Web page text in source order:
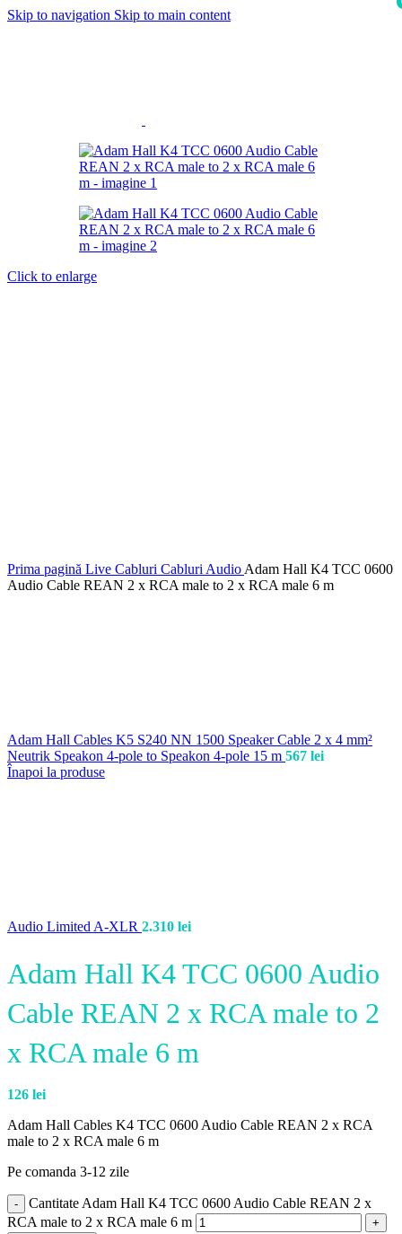
Skip to navigation Skip to main content
Click to enlarge
Prima pagină Live Cabluri Cabluri Audio Adam Hall K4 TCC 0600
Audio Cable REAN 2 x RCA male to 2 x RCA male 6 m
Adam Hall Cables K5 S240 NN 1500 Speaker Cable 2 x 4 mm²
Neutrik Speakon 4-pole to Speakon 4-pole 15 m 567 lei
Înapoi la produse
Audio Limited A-XLR 2.310 lei
Adam Hall K4 TCC 0600 Audio
Cable REAN 2 x RCA male to 2
x RCA male 6 m
126 lei
Adam Hall Cables K4 TCC 0600 Audio Cable REAN 2 x RCA
male to 2 x RCA male 6 m
Pe comanda 3-12 zile
Cantitate Adam Hall K4 TCC 0600 Audio Cable REAN 2 x
RCA male to 2 x RCA male 6 m